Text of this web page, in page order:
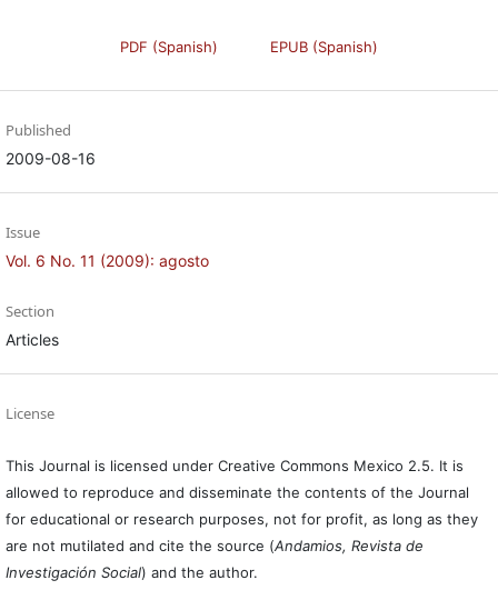
PDF (Spanish) EPUB (Spanish)
Published
2009-08-16
Issue
Vol. 6 No. 11 (2009): agosto
Section
Articles
License
This Journal is licensed under Creative Commons Mexico 2.5. It is
allowed to reproduce and disseminate the contents of the Journal
for educational or research purposes, not for profit, as long as they
are not mutilated and cite the source (Andamios, Revista de
Investigación Social) and the author.